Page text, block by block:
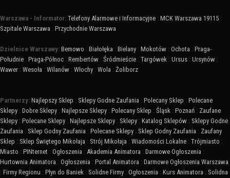
Warszawa - Informator: Telefony Alarmowe i Informacyjne : MCK Warszawa 19115 :
Szpitale Warszawa : Przychodnie Warszawa
Dzielnice Warszawy: Bemowo : Białołęka : Bielany : Mokotów : Ochota : Praga-
Południe : Praga-Północ : Rembertów : Śródmieście : Targówek : Ursus : Ursynów :
Wawer : Wesoła : Wilanów : Włochy : Wola : Żoliborz
Partnerzy: Najlepszy Sklep : Sklepy Godne Zaufania : Polecany Sklep : Polecane
Sklepy : Dobre Sklepy : Najlepsze Sklepy : Polecany Sklep : Śląsk : Poznań : Zaufane
Sklepy : Polecane Sklepy : Najlepsze Sklepy : Sklepy : Katalog Sklepów : Sklepy Godne
Zaufania : Sklep Godny Zaufania : Polecane Sklepy : Sklep Godny Zaufania : Zaufany
Sklep : Sklep Świętego Mikołaja : Strój Mikołaja : Wiadomości Lokalne : Trójmiasto :
Miasto : PINternet : Ogłoszenia : Akademia Animatora : Darmowe Ogłoszenia :
Hurtownia Animatora : Ogłoszenia : Portal Animatora : Darmowe Ogłoszenia Warszawa
: Firmy Regionu : Płyn do Baniek : Solidne Firmy : Ogłoszenia : Kurs Animatora : Solidna